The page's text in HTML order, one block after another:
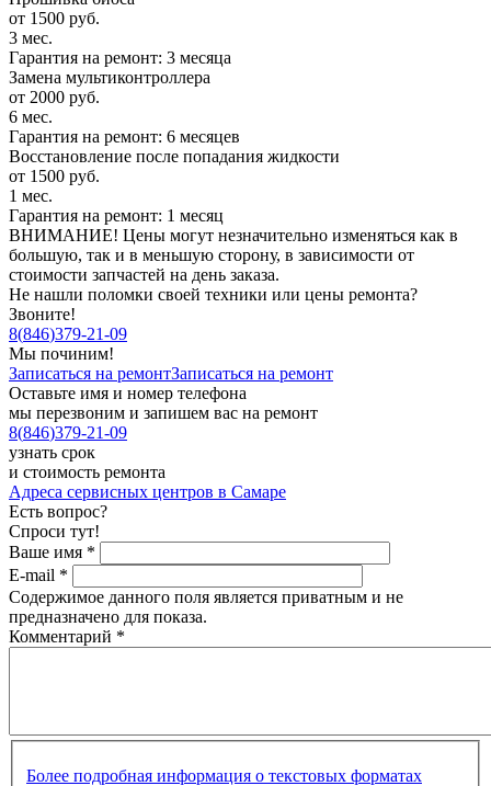
от 1500 руб.
3 мес.
Гарантия на ремонт: 3 месяца
Замена мультиконтроллера
от 2000 руб.
6 мес.
Гарантия на ремонт: 6 месяцев
Восстановление после попадания жидкости
от 1500 руб.
1 мес.
Гарантия на ремонт: 1 месяц
ВНИМАНИЕ! Цены могут незначительно изменяться как в
большую, так и в меньшую сторону, в зависимости от
стоимости запчастей на день заказа.
Не нашли поломки своей техники или цены ремонта?
Звоните!
8(846)379-21-09
Мы починим!
Записаться на ремонтЗаписаться на ремонт
Оставьте имя и номер телефона
мы перезвоним и запишем вас на ремонт
8(846)379-21-09
узнать срок
и стоимость ремонта
Адреса сервисных центров в Самаре
Есть вопрос?
Спроси тут!
Ваше имя *
E-mail *
Содержимое данного поля является приватным и не
предназначено для показа.
Комментарий *
Более подробная информация о текстовых форматах